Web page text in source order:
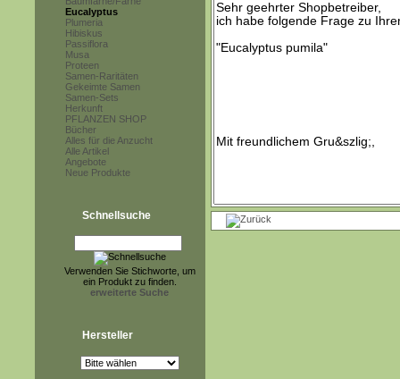
Eucalyptus
Plumeria
Hibiskus
Passiflora
Musa
Proteen
Samen-Raritäten
Gekeimte Samen
Samen-Sets
Herkunft
PFLANZEN SHOP
Bücher
Alles für die Anzucht
Alle Artikel
Angebote
Neue Produkte
Schnellsuche
Verwenden Sie Stichworte, um
ein Produkt zu finden.
erweiterte Suche
Hersteller